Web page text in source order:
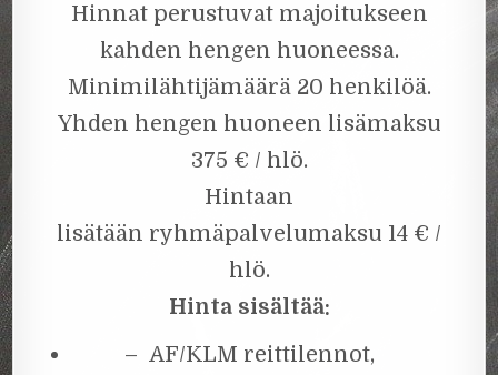
Hinnat perustuvat majoitukseen
kahden hengen huoneessa.
Minimilähtijämäärä 20 henkilöä.
Yhden hengen huoneen lisämaksu
375 € / hlö.
Hintaan
lisätään ryhmäpalvelumaksu 14 € /
hlö.
Hinta sisältää:
– AF/KLM reittilennot,